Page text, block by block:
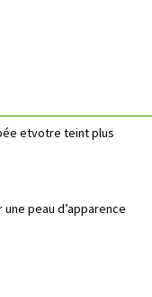
etvotre teint plus
peau d’apparence